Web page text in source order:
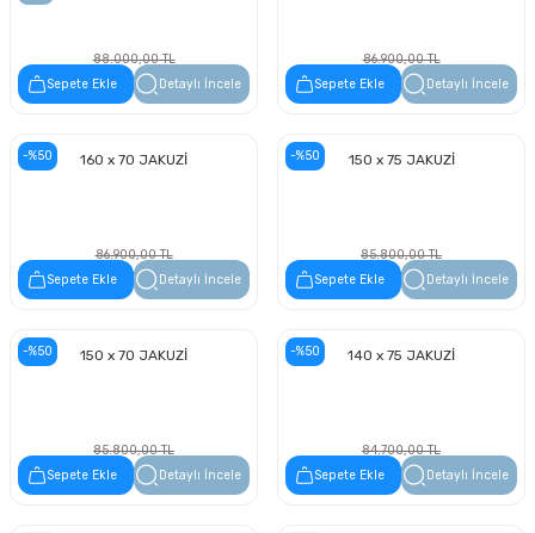
88.000,00 TL
44.000,00 TL
Sepete Ekle Detaylı İncele
86.900,00 TL
43.450,00 TL
Sepete Ekle Detaylı İncele
-%50 160 x 70 JAKUZİ
86.900,00 TL
43.450,00 TL
Sepete Ekle Detaylı İncele
-%50 150 x 75 JAKUZİ
85.800,00 TL
42.900,00 TL
Sepete Ekle Detaylı İncele
-%50 150 x 70 JAKUZİ
85.800,00 TL
42.900,00 TL
Sepete Ekle Detaylı İncele
-%50 140 x 75 JAKUZİ
84.700,00 TL
42.350,00 TL
Sepete Ekle Detaylı İncele